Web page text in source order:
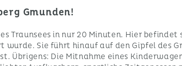
Gmunden!
Traunsees in nur 20 Minuten. Hier befindet
Sie führt hinauf auf den Gipfel des
Übrigens: Die Mitnahme eines